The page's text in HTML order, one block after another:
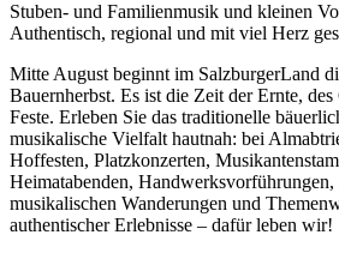
Stuben- und Familienmusik und kleinen
Authentisch, regional und mit viel Herz
Mitte August beginnt im SalzburgerLand
Bauernherbst. Es ist die Zeit der Ernte, des
Feste. Erleben Sie das traditionelle
musikalische Vielfalt hautnah: bei
Hoffesten, Platzkonzerten,
Heimatabenden, Handwerksvorführungen,
musikalischen Wanderungen und
authentischer Erlebnisse – dafür leben wir!